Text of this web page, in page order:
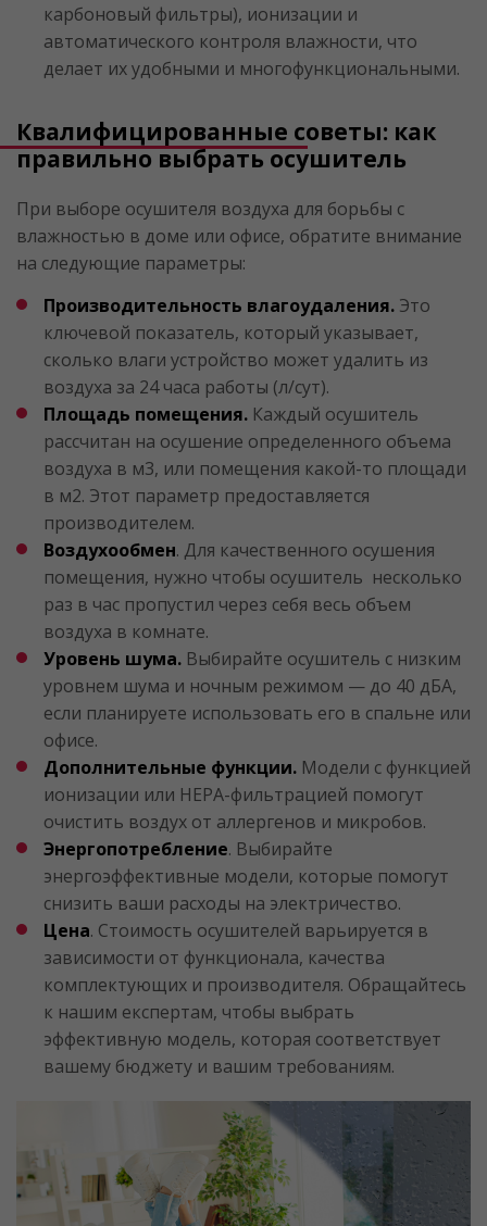
карбоновый фильтры), ионизации и
автоматического контроля влажности, что
делает их удобными и многофункциональными.
Квалифицированные советы: как
правильно выбрать осушитель
При выборе осушителя воздуха для борьбы с
влажностью в доме или офисе, обратите внимание
на следующие параметры:
Производительность влагоудаления. Это
ключевой показатель, который указывает,
сколько влаги устройство может удалить из
воздуха за 24 часа работы (л/сут).
Площадь помещения. Каждый осушитель
рассчитан на осушение определенного объема
воздуха в м3, или помещения какой-то площади
в м2. Этот параметр предоставляется
производителем.
Воздухообмен. Для качественного осушения
помещения, нужно чтобы осушитель несколько
раз в час пропустил через себя весь объем
воздуха в комнате.
Уровень шума. Выбирайте осушитель с низким
уровнем шума и ночным режимом — до 40 дБА,
если планируете использовать его в спальне или
офисе.
Дополнительные функции. Модели с функцией
ионизации или HEPA-фильтрацией помогут
очистить воздух от аллергенов и микробов.
Энергопотребление. Выбирайте
энергоэффективные модели, которые помогут
снизить ваши расходы на электричество.
Цена. Стоимость осушителей варьируется в
зависимости от функционала, качества
комплектующих и производителя. Обращайтесь
к нашим експертам, чтобы выбрать
эффективную модель, которая соответствует
вашему бюджету и вашим требованиям.